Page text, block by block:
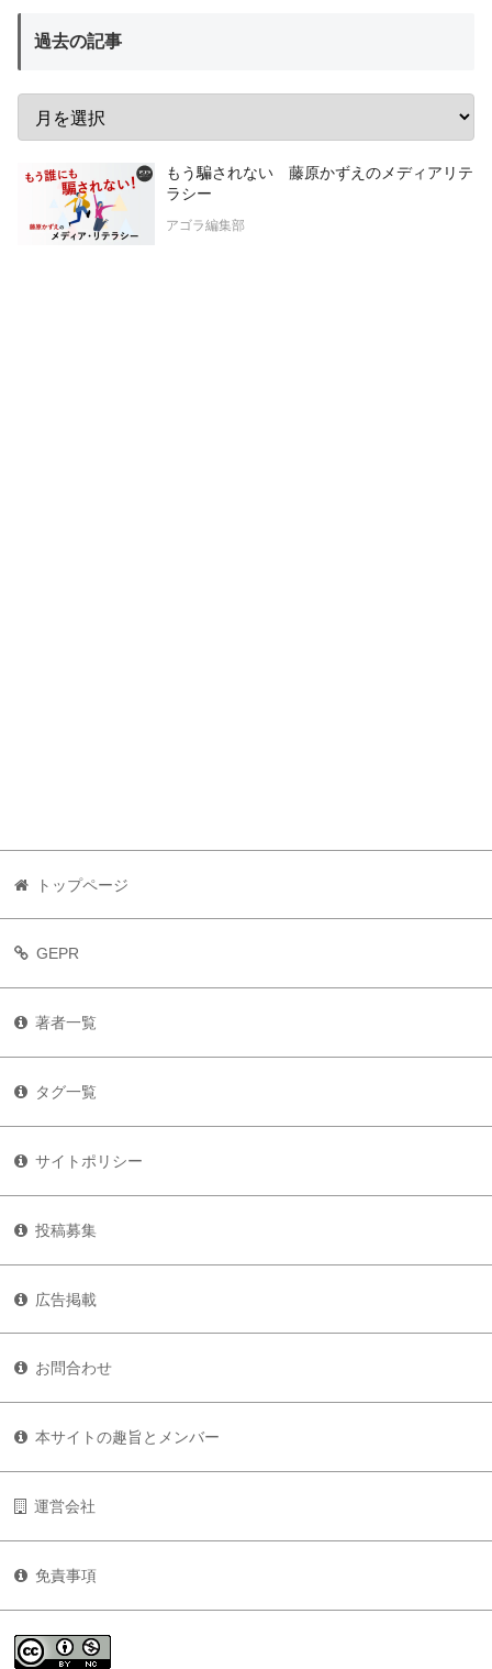
過去の記事
もう騙されない 藤原かずえのメディアリテ
ラシー
アゴラ編集部
トップページ
GEPR
著者一覧
タグ一覧
サイトポリシー
投稿募集
広告掲載
お問合わせ
本サイトの趣旨とメンバー
運営会社
免責事項